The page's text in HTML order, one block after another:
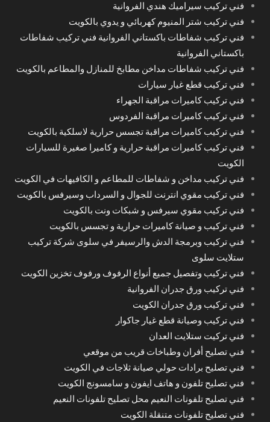
فني تركيب سيراميك هندي الفروانية
فني تركيب شتر المنيوم كهربائي و يدوي بالكويت
فني تركيب شفاطات باكستاني الفروانية فني تركيب شفاطات
باكستاني الفروانية
فني تركيب شفاطات مداخن مطابخ للمنازل والمطاعم بالكويت
فني تركيب قطع غيار سيارات
فني تركيب كاميرات مراقبة الجهراء
فني تركيب كاميرات مراقبة الفردوس
فني تركيب كاميرات مراقبة تجسس حرارية لاسلكية بالكويت
فني تركيب كاميرات مراقبة حرارية و كاميرا صغيرة للسيارات
الكويت
فني تركيب مداخن و شفاطات للمطاعم و الكافيهات في الكويت
فني تركيب مقوي انترنت للجوال و السرداب وسيرفس بالكويت
فني تركيب مقوي سيرفس و شبكات ونت بالكويت
فني تركيب و صيانة كاميرات حرارية و تجسس بالكويت
فني تركيب وبرمجة الدش والرسيفر في سلوى شركة تركيب
ستلايت سلوى
فني تركيب وتفصيل جميع أنواع الرفوف ورفوف تخزين الكويت
فني تركيب ورق جدران الفروانية
فني تركيب ورق جدران الكويت
فني تركيب وصيانة قطع غيار جاكوار
فني تركيت ستلايت العدان
فني تصليح أفران وطباخات قريب من موقعي
فني تصليح برادات حولي صيانة ثلاجات في الكويت
فني تصليح تلفون و هاتف ايفون و سامسونج الكويت
فني تصليح تلفونات النعيم محل تصليح تلفونات النعيم
فني تصليح تلفونات متنقلة الكويت